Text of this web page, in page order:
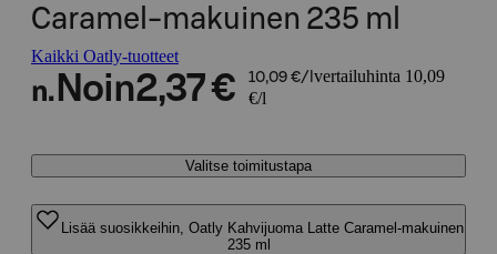
Caramel-makuinen 235 ml
Kaikki Oatly-tuotteet
n. Noin2,37 € 10,09 €/l vertailuhinta 10,09
€/l
Valitse toimitustapa
Lisää suosikkeihin, Oatly Kahvijuoma Latte Caramel-makuinen
235 ml